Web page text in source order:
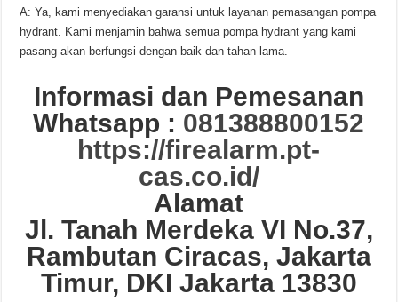
A: Ya, kami menyediakan garansi untuk layanan pemasangan pompa
hydrant. Kami menjamin bahwa semua pompa hydrant yang kami
pasang akan berfungsi dengan baik dan tahan lama.
Informasi dan Pemesanan
Whatsapp : 081388800152
https://firealarm.pt-
cas.co.id/
Alamat
Jl. Tanah Merdeka VI No.37,
Rambutan Ciracas, Jakarta
Timur, DKI Jakarta 13830